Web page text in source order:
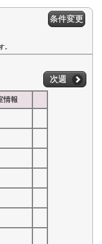
条件変更
。
次週
情報